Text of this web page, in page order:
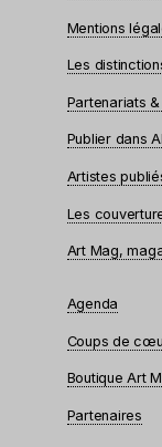
Mentions
Les
Partenariats
Publier dans
Artistes
Les
Art Mag,
Agenda
Coups de
Boutique Art
Partenaires